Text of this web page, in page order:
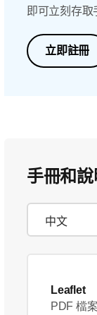
即可立刻存取
立即註冊
手冊和
Leaflet
PDF 檔